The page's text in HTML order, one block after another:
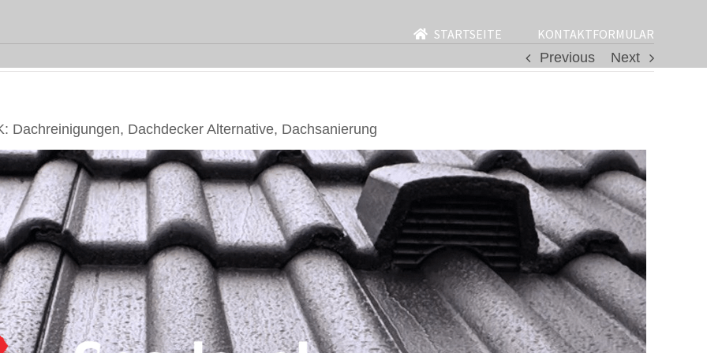
STARTSEITE
KONTAKTFORMULAR
Previous
Next
Dachreinigungen, Dachdecker Alternative, Dachsanierung